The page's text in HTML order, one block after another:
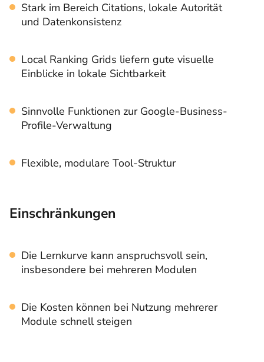
Stark im Bereich Citations, lokale Autorität
und Datenkonsistenz
Local Ranking Grids liefern gute visuelle
Einblicke in lokale Sichtbarkeit
Sinnvolle Funktionen zur Google-Business-
Profile-Verwaltung
Flexible, modulare Tool-Struktur
Einschränkungen
Die Lernkurve kann anspruchsvoll sein,
insbesondere bei mehreren Modulen
Die Kosten können bei Nutzung mehrerer
Module schnell steigen